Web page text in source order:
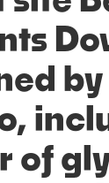
of